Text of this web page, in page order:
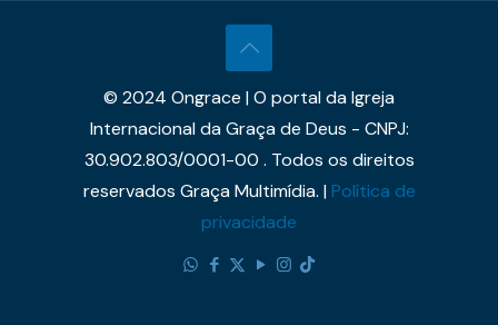
© 2024 Ongrace | O portal da Igreja
Internacional da Graça de Deus - CNPJ:
30.902.803/0001-00 . Todos os direitos
reservados Graça Multimídia. |Política de
privacidade